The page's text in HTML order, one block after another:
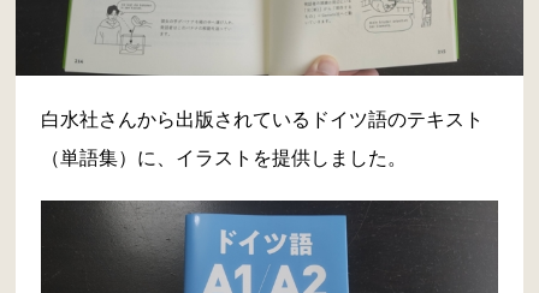
白水社さんから出版されているドイツ語のテキスト
（単語集）に、イラストを提供しました。